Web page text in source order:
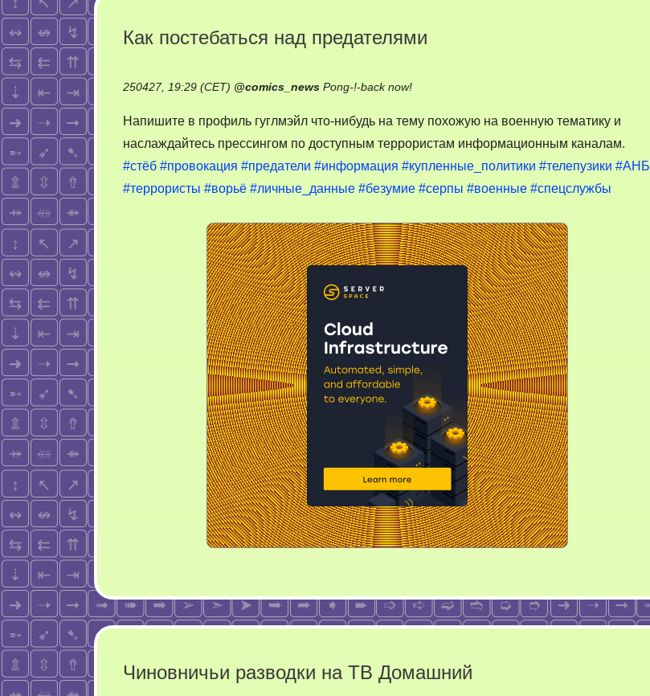
Как постебаться над предателями
250427, 19:29 (CET) @comics_news Pong-!-back now!on
постебаться
над
предателями
Напишите в профиль гуглмэйл что-нибудь на тему похожую на военную тематику и
наслаждайтесь прессингом по доступным террористам информационным каналам.
#стёб #провокация #предатели #информация #купленные_политики #телепузики #АНБ
#террористы #ворьё #личные_данные #безумие #серпы #военные #спецслужбы
Чиновничьи разводки на ТВ Домашний